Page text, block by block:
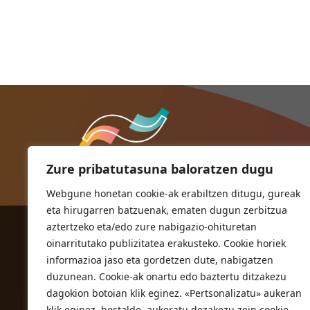
Zure pribatutasuna baloratzen dugu
Webgune honetan cookie-ak erabiltzen ditugu, gureak
eta hirugarren batzuenak, ematen dugun zerbitzua
aztertzeko eta/edo zure nabigazio-ohituretan
oinarritutako publizitatea erakusteko. Cookie horiek
informazioa jaso eta gordetzen dute, nabigatzen
duzunean. Cookie-ak onartu edo baztertu ditzakezu
dagokion botoian klik eginez. «Pertsonalizatu» aukeran
ORIOKO UDALA
Herriko plaza,1
20810 Orio (Gipuzkoa)
T. 943 83 03 46